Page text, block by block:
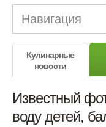
Навигация
Кулинарные
новости
Известный
воду детей,